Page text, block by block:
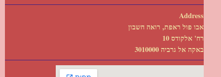
Address
אבו פול ראפת, רואה חשבון
רח' אלקודס 10
באקה אל גרביה 3010000